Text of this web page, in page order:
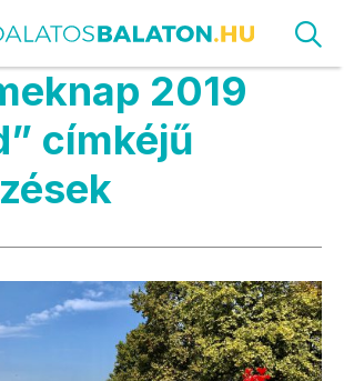
2019
címkéjű